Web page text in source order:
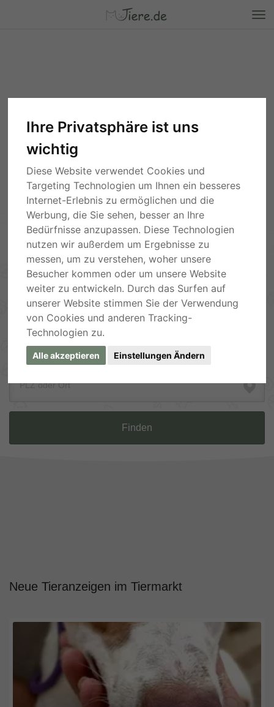
Ihre Privatsphäre ist uns
wichtig
Diese Website verwendet Cookies und
Targeting Technologien um Ihnen ein besseres
Internet-Erlebnis zu ermöglichen und die
Werbung, die Sie sehen, besser an Ihre
Bedürfnisse anzupassen. Diese Technologien
nutzen wir außerdem um Ergebnisse zu
messen, um zu verstehen, woher unsere
Besucher kommen oder um unsere Website
weiter zu entwickeln. Durch das Surfen auf
unserer Website stimmen Sie der Verwendung
von Cookies und anderen Tracking-
Technologien zu.
Alle akzeptieren Einstellungen Ändern
PLZ oder Ort
Finden
Neue Tieranzeigen im Tiermarkt